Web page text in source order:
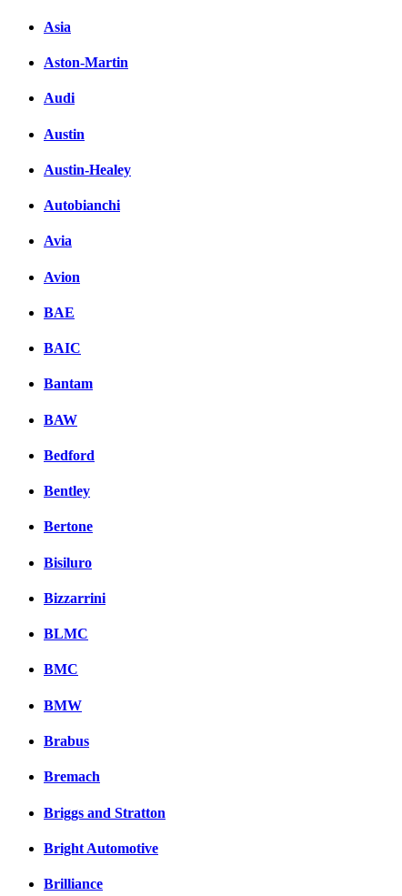
Asia
Aston-Martin
Audi
Austin
Austin-Healey
Autobianchi
Avia
Avion
BAE
BAIC
Bantam
BAW
Bedford
Bentley
Bertone
Bisiluro
Bizzarrini
BLMC
BMC
BMW
Brabus
Bremach
Briggs and Stratton
Bright Automotive
Brilliance